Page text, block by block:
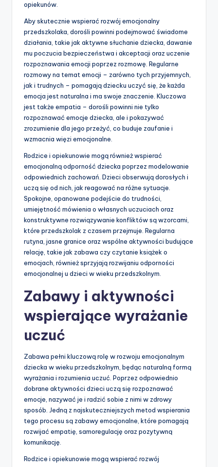
opiekunów.
Aby skutecznie wspierać rozwój emocjonalny
przedszkolaka, dorośli powinni podejmować świadome
działania, takie jak aktywne słuchanie dziecka, dawanie
mu poczucia bezpieczeństwa i akceptacji oraz uczenie
rozpoznawania emocji poprzez rozmowę. Regularne
rozmowy na temat emocji – zarówno tych przyjemnych,
jak i trudnych – pomagają dziecku uczyć się, że każda
emocja jest naturalna i ma swoje znaczenie. Kluczowa
jest także empatia – dorośli powinni nie tylko
rozpoznawać emocje dziecka, ale i pokazywać
zrozumienie dla jego przeżyć, co buduje zaufanie i
wzmacnia więzi emocjonalne.
Rodzice i opiekunowie mogą również wspierać
emocjonalną odporność dziecka poprzez modelowanie
odpowiednich zachowań. Dzieci obserwują dorosłych i
uczą się od nich, jak reagować na różne sytuacje.
Spokojne, opanowane podejście do trudności,
umiejętność mówienia o własnych uczuciach oraz
konstruktywne rozwiązywanie konfliktów są wzorcami,
które przedszkolak z czasem przejmuje. Regularna
rutyna, jasne granice oraz wspólne aktywności budujące
relację, takie jak zabawa czy czytanie książek o
emocjach, również sprzyjają rozwijaniu odporności
emocjonalnej u dzieci w wieku przedszkolnym.
Zabawy i aktywności
wspierające wyrażanie
uczuć
Zabawa pełni kluczową rolę w rozwoju emocjonalnym
dziecka w wieku przedszkolnym, będąc naturalną formą
wyrażania i rozumienia uczuć. Poprzez odpowiednio
dobrane aktywności dzieci uczą się rozpoznawać
emocje, nazywać je i radzić sobie z nimi w zdrowy
sposób. Jedną z najskuteczniejszych metod wspierania
tego procesu są zabawy emocjonalne, które pomagają
rozwijać empatię, samoregulację oraz pozytywną
komunikację.
Rodzice i opiekunowie mogą wspierać rozwój